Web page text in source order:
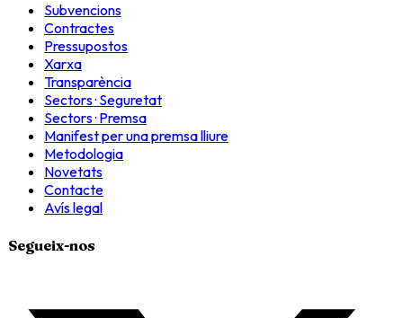
Subvencions
Contractes
Pressupostos
Xarxa
Transparència
Sectors · Seguretat
Sectors · Premsa
Manifest per una premsa lliure
Metodologia
Novetats
Contacte
Avís legal
Segueix-nos